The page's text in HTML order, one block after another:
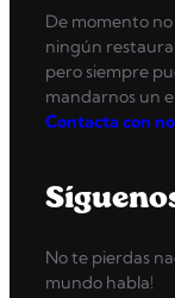
De momento
ningún
pero siempre
mandarnos un
Contacta con
No te pierdas
mundo habla!